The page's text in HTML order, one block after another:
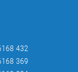
432
369